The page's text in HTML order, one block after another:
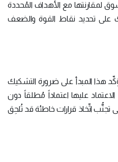
لمقارنتها مع الأهداف المُحددة
على تحديد نقاط القوة والضعف
هذا المبدأ على ضرورة التشكيك
عليها اعتماداً مُطلقاً دون
تجنُّب اتِّخاذ قرارات خاطئة قد تُلحِق